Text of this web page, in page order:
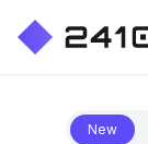
New